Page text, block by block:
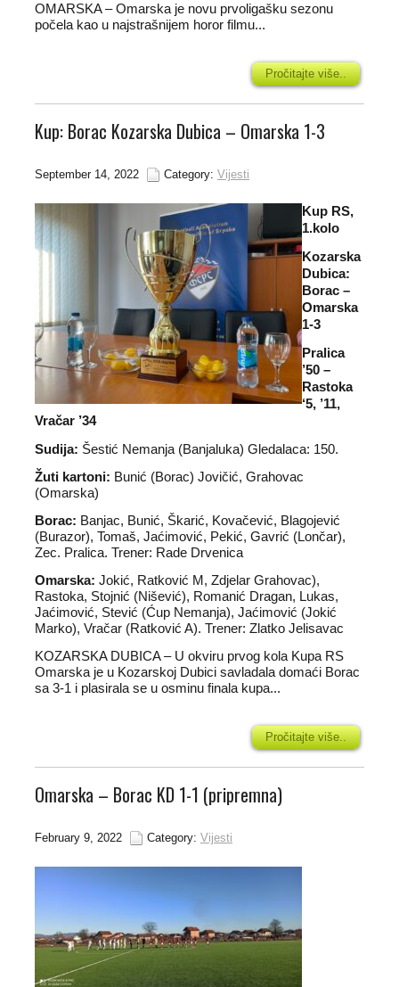
OMARSKA – Omarska je novu prvoligašku sezonu
počela kao u najstrašnijem horor filmu...
Pročitajte više..
Kup: Borac Kozarska Dubica – Omarska 1-3
September 14, 2022 Category: Vijesti
Kup RS,
1.kolo
Kozarska
Dubica:
Borac –
Omarska
1-3
Pralica
’50 –
Rastoka
‘5, ’11,
Vračar ’34
Sudija: Šestić Nemanja (Banjaluka) Gledalaca: 150.
Žuti kartoni: Bunić (Borac) Jovičić, Grahovac
(Omarska)
Borac: Banjac, Bunić, Škarić, Kovačević, Blagojević
(Burazor), Tomaš, Jaćimović, Pekić, Gavrić (Lončar),
Zec. Pralica. Trener: Rade Drvenica
Omarska: Jokić, Ratković M, Zdjelar Grahovac),
Rastoka, Stojnić (Nišević), Romanić Dragan, Lukas,
Jaćimović, Stević (Ćup Nemanja), Jaćimović (Jokić
Marko), Vračar (Ratković A). Trener: Zlatko Jelisavac
KOZARSKA DUBICA – U okviru prvog kola Kupa RS
Omarska je u Kozarskoj Dubici savladala domaći Borac
sa 3-1 i plasirala se u osminu finala kupa...
Pročitajte više..
Omarska – Borac KD 1-1 (pripremna)
February 9, 2022 Category: Vijesti